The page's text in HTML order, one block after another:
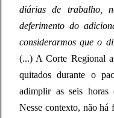
diárias de trabalho,
deferimento do
considerarmos que o
(...) A Corte Regional
quitados durante o
adimplir as seis horas
Nesse contexto, não há